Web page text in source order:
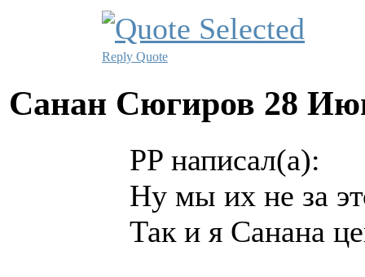
Reply Quote
Санан Сюгиров 28
PP написал(а):
Ну мы их не за
Так и я Санана